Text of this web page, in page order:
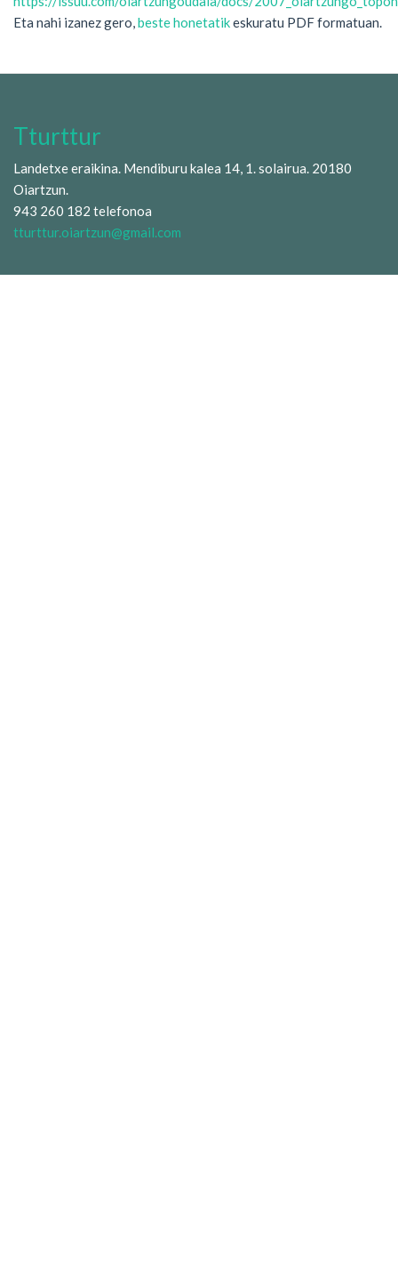
Eta nahi izanez gero,beste honetatikeskuratu PDF formatuan.
Tturttur
Landetxe eraikina. Mendiburu kalea 14, 1. solairua. 20180
Oiartzun.
943 260 182 telefonoa
tturttur.oiartzun@gmail.com